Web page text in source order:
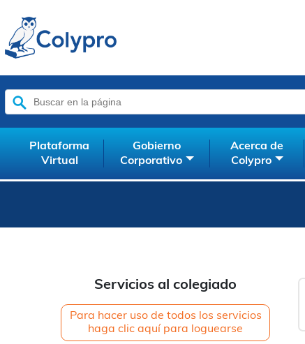
Buscar:
Plataforma
Virtual
Gobierno
Corporativo
Acerca de
Colypro
Servicios al colegiado
Para hacer uso de todos los servicios
haga clic aquí para loguearse